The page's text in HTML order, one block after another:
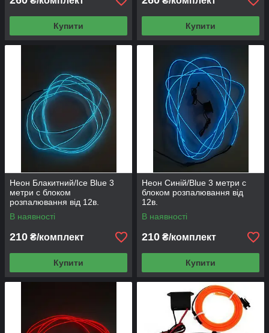
Купити Купити
Неон Блакитний/Ice Blue 3
метри c блоком
розпалювання від 12в.
В наявності
210 ₴/комплект
Купити
Неон Синій/Blue 3 метри c
блоком розпалювання від
12в.
В наявності
210 ₴/комплект
Купити